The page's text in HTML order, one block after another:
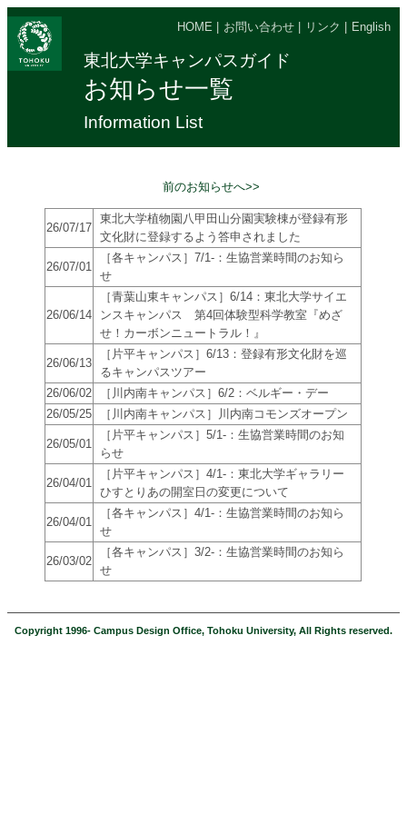
HOME お問い合わせ リンク English
東北大学キャンパスガイド
お知らせ一覧
Information List
前のお知らせへ>>
26/07/17
東北大学植物園八甲田山分園実験棟が登録有形
文化財に登録するよう答申されました
26/07/01
［各キャンパス］7/1-：生協営業時間のお知ら
せ
26/06/14
［青葉山東キャンパス］6/14：東北大学サイエ
ンスキャンパス 第4回体験型科学教室『めざ
せ！カーボンニュートラル！』
26/06/13
［片平キャンパス］6/13：登録有形文化財を巡
るキャンパスツアー
26/06/02
［川内南キャンパス］6/2：ベルギー・デー
26/05/25
［川内南キャンパス］川内南コモンズオープン
26/05/01
［片平キャンパス］5/1-：生協営業時間のお知
らせ
26/04/01
［片平キャンパス］4/1-：東北大学ギャラリー
ひすとりあの開室日の変更について
26/04/01
［各キャンパス］4/1-：生協営業時間のお知ら
せ
26/03/02
［各キャンパス］3/2-：生協営業時間のお知ら
せ
Copyright 1996- Campus Design Office, Tohoku University, All Rights reserved.